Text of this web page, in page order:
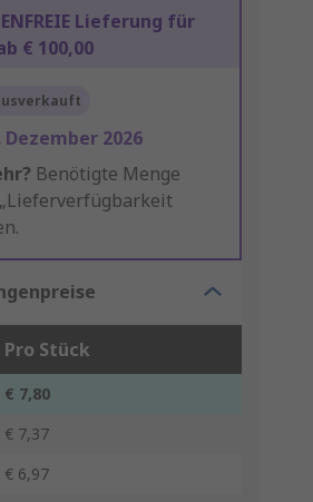
Lieferung für
€ 100,00
Dezember 2026
Benötigte Menge
Pro Stück
€ 7,80
€ 7,37
€ 6,97